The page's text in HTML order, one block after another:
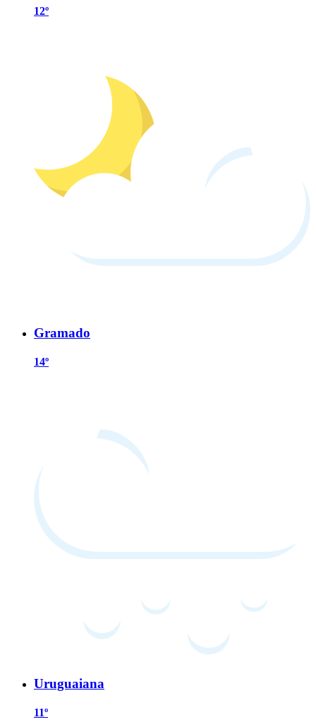
12º
Gramado
14º
Uruguaiana
11º